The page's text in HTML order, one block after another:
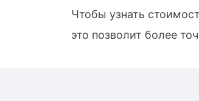
Чтобы узнать
это позволит более